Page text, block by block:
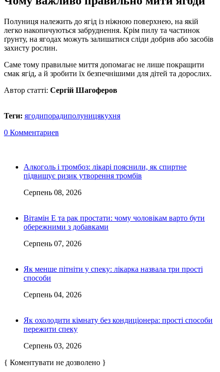
Полуниця належить до ягід із ніжною поверхнею, на якій
легко накопичуються забруднення. Крім пилу та частинок
ґрунту, на ягодах можуть залишатися сліди добрив або засобів
захисту рослин.
Саме тому правильне миття допомагає не лише покращити
смак ягід, а й зробити їх безпечнішими для дітей та дорослих.
Автор статті: Сергій Шагоферов
Теги: ягодипорадиполуницякухня
0 Комментариев
Алкоголь і тромбоз: лікарі пояснили, як спиртне
підвищує ризик утворення тромбів
Серпень 08, 2026
Вітамін Е та рак простати: чому чоловікам варто бути
обережними з добавками
Серпень 07, 2026
Як менше пітніти у спеку: лікарка назвала три прості
способи
Серпень 04, 2026
Як охолодити кімнату без кондиціонера: прості способи
пережити спеку
Серпень 03, 2026
{ Коментувати не дозволено }